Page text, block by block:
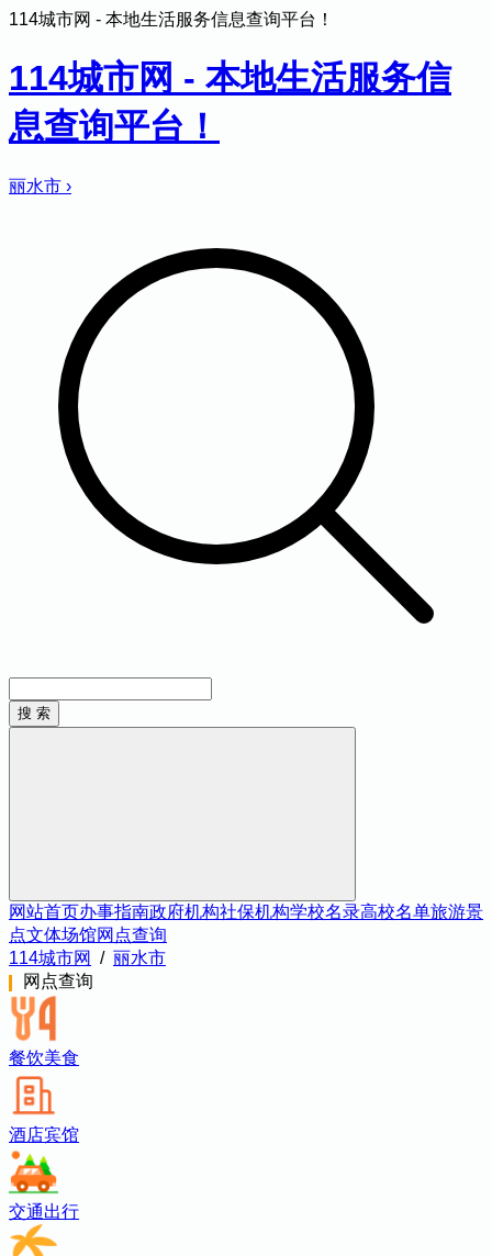
114城市网 - 本地生活服务信息查询平台！
114城市网 - 本地生活服务信
息查询平台！
丽水市 ›
网站首页办事指南政府机构社保机构学校名录高校名单旅游景
点文体场馆网点查询
114城市网
/ 丽水市
网点查询
餐饮美食
酒店宾馆
交通出行